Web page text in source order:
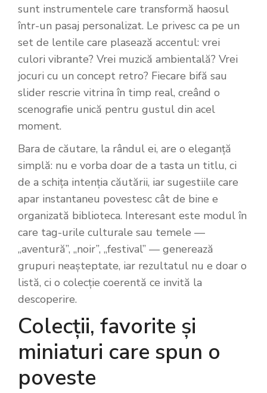
sunt instrumentele care transformă haosul
într-un pasaj personalizat. Le privesc ca pe un
set de lentile care plasează accentul: vrei
culori vibrante? Vrei muzică ambientală? Vrei
jocuri cu un concept retro? Fiecare bifă sau
slider rescrie vitrina în timp real, creând o
scenografie unică pentru gustul din acel
moment.
Bara de căutare, la rândul ei, are o eleganță
simplă: nu e vorba doar de a tasta un titlu, ci
de a schița intenția căutării, iar sugestiile care
apar instantaneu povestesc cât de bine e
organizată biblioteca. Interesant este modul în
care tag-urile culturale sau temele —
„aventură”, „noir”, „festival” — generează
grupuri neașteptate, iar rezultatul nu e doar o
listă, ci o colecție coerentă ce invită la
descoperire.
Colecții, favorite și
miniaturi care spun o
poveste